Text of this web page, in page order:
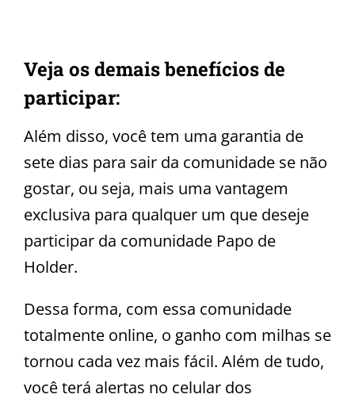
Veja os demais benefícios de
participar:
Além disso, você tem uma garantia de
sete dias para sair da comunidade se não
gostar, ou seja, mais uma vantagem
exclusiva para qualquer um que deseje
participar da comunidade Papo de
Holder.
Dessa forma, com essa comunidade
totalmente online, o ganho com milhas se
tornou cada vez mais fácil. Além de tudo,
você terá alertas no celular dos